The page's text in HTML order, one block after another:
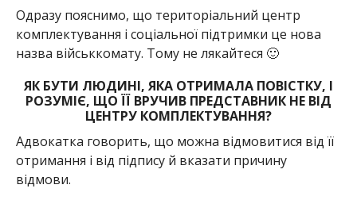
Одразу пояснимо, що територіальний центр
комплектування і соціальної підтримки це нова
назва військкомату. Тому не лякайтеся 🙂
ЯК БУТИ ЛЮДИНІ, ЯКА ОТРИМАЛА ПОВІСТКУ, І
РОЗУМІЄ, ЩО ЇЇ ВРУЧИВ ПРЕДСТАВНИК НЕ ВІД
ЦЕНТРУ КОМПЛЕКТУВАННЯ?
Адвокатка говорить, що можна відмовитися від її
отримання і від підпису й вказати причину
відмови.